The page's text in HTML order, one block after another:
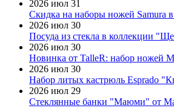
2026 июл 31
Скидка на наборы ножей Samura
2026 июл 30
Посуда из стекла в коллекции
2026 июл 30
Новинка от TalleR: набор ножей
2026 июл 30
Набор литых кастрюль Esprado
2026 июл 29
Стеклянные банки "Маюми" от